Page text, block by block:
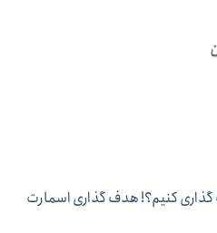
کنیم؟! هدف گذاری اسمارت